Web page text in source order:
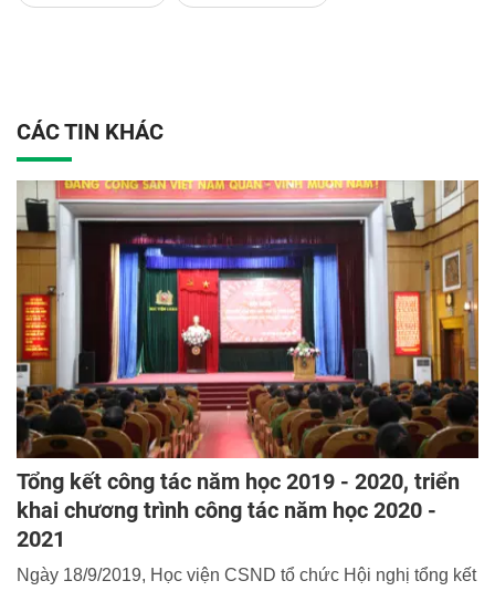
CÁC TIN KHÁC
Tổng kết công tác năm học 2019 - 2020, triển
khai chương trình công tác năm học 2020 -
2021
Ngày 18/9/2019, Học viện CSND tổ chức Hội nghị tổng kết